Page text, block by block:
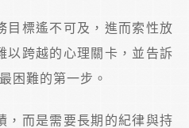
目標遙不可及，進而索性放
以跨越的心理關卡，並告訴
困難的第一步。
，而是需要長期的紀律與持